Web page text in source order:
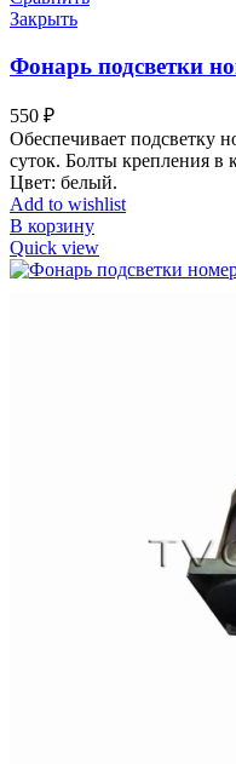
Закрыть
Фонарь подсветки
550 ₽
Обеспечивает подсветку
суток. Болты крепления в
Цвет: белый.
Add to wishlist
В корзину
Quick view